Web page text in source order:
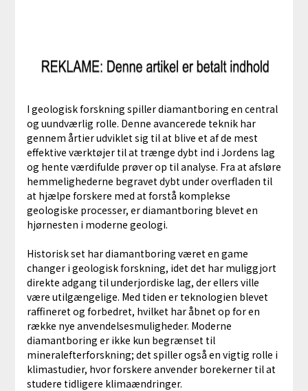
I geologisk forskning spiller diamantboring en central
og uundværlig rolle. Denne avancerede teknik har
gennem årtier udviklet sig til at blive et af de mest
effektive værktøjer til at trænge dybt ind i Jordens lag
og hente værdifulde prøver op til analyse. Fra at afsløre
hemmelighederne begravet dybt under overfladen til
at hjælpe forskere med at forstå komplekse
geologiske processer, er diamantboring blevet en
hjørnesten i moderne geologi.
Historisk set har diamantboring været en game
changer i geologisk forskning, idet det har muliggjort
direkte adgang til underjordiske lag, der ellers ville
være utilgængelige. Med tiden er teknologien blevet
raffineret og forbedret, hvilket har åbnet op for en
række nye anvendelsesmuligheder. Moderne
diamantboring er ikke kun begrænset til
mineralefterforskning; det spiller også en vigtig rolle i
klimastudier, hvor forskere anvender borekerner til at
studere tidligere klimaændringer.